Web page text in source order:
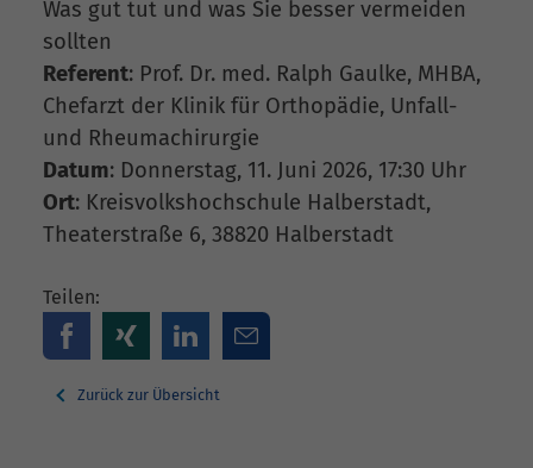
Was gut tut und was Sie besser vermeiden
sollten
Referent: Prof. Dr. med. Ralph Gaulke, MHBA,
Chefarzt der Klinik für Orthopädie, Unfall-
und Rheumachirurgie
Datum: Donnerstag, 11. Juni 2026, 17:30 Uhr
Ort: Kreisvolkshochschule Halberstadt,
Theaterstraße 6, 38820 Halberstadt
Teilen:
Zurück zur Übersicht